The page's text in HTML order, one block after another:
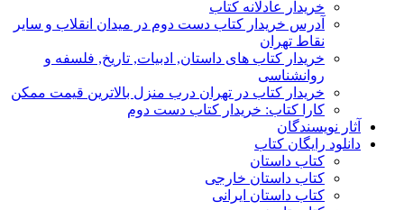
خریدار عادلانه کتاب
آدرس خریدار کتاب دست دوم در میدان انقلاب و سایر
نقاط تهران
خریدار کتاب های داستان, ادبیات, تاریخ, فلسفه و
روانشناسی
خریدار کتاب در تهران درب منزل بالاترین قیمت ممکن
کارا کتاب: خریدار کتاب دست دوم
آثار نویسندگان
دانلود رایگان کتاب
کتاب داستان
کتاب داستان خارجی
کتاب داستان ایرانی